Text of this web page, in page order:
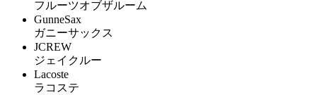
フルーツオブザルーム
GunneSax
ガニーサックス
JCREW
ジェイクルー
Lacoste
ラコステ